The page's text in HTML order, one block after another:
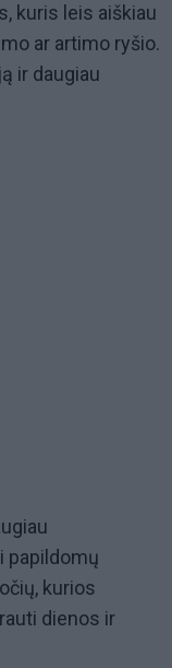
kuris leis aiškiau
ar artimo ryšio.
ir daugiau
papildomų
kurios
dienos ir